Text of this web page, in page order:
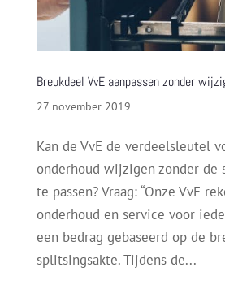
Breukdeel VvE aanpassen zonder
27 november 2019
Kan de VvE de verdeelsleutel
onderhoud wijzigen zonder de
te passen? Vraag: “Onze VvE
onderhoud en service voor
een bedrag gebaseerd op de
splitsingsakte. Tijdens de...